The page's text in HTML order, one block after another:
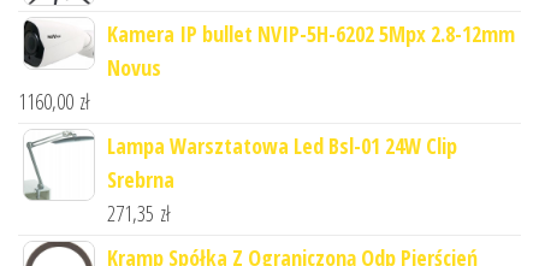
Kamera IP bullet NVIP-5H-6202 5Mpx 2.8-12mm
Novus
1160,00 zł
Lampa Warsztatowa Led Bsl-01 24W Clip
Srebrna
271,35 zł
Kramp Spółka Z Ograniczoną Odp Pierścień